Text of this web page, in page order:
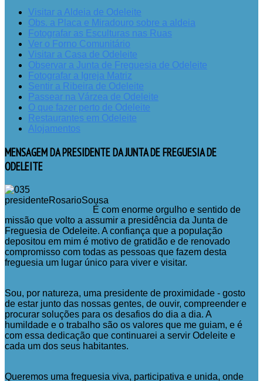
Visitar a Aldeia de Odeleite
Obs. a Placa e Miradouro sobre a aldeia
Fotografar as Esculturas nas Ruas
Ver o Forno Comunitário
Visitar a Casa de Odeleite
Observar a Junta de Freguesia de Odeleite
Fotografar a Igreja Matriz
Sentir a Ribeira de Odeleite
Passear na Várzea de Odeleite
O que fazer perto de Odeleite
Restaurantes em Odeleite
Alojamentos
MENSAGEMDA PRESIDENTE DA JUNTA DE FREGUESIA DE
ODELEITE
É com enorme orgulho e sentido de
missão que volto a assumir a presidência da Junta de
Freguesia de Odeleite. A confiança que a população
depositou em mim é motivo de gratidão e de renovado
compromisso com todas as pessoas que fazem desta
freguesia um lugar único para viver e visitar.
Sou, por natureza, uma presidente de proximidade - gosto
de estar junto das nossas gentes, de ouvir, compreender e
procurar soluções para os desafios do dia a dia. A
humildade e o trabalho são os valores que me guiam, e é
com essa dedicação que continuarei a servir Odeleite e
cada um dos seus habitantes.
Queremos uma freguesia viva, participativa e unida, onde